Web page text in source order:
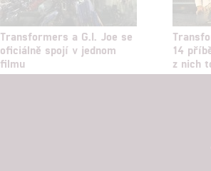
Transformers a G.I. Joe se
oficiálně spojí v jednom
filmu
14
z nich